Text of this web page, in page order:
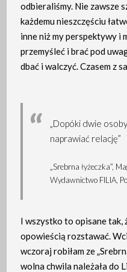
odbieraliśmy. Nie zawsze
każdemu nieszczęściu
inne niż my perspektywy i
przemyśleć i brać pod
dbać i walczyć. Czasem z
„Dopóki dwie
naprawiać relację”
„Srebrna łyżeczka”,
Wydawnictwo FILIA,
I wszystko to opisane tak,
opowieścią rozstawać.
wczoraj robiłam ze
wolna chwila należała do